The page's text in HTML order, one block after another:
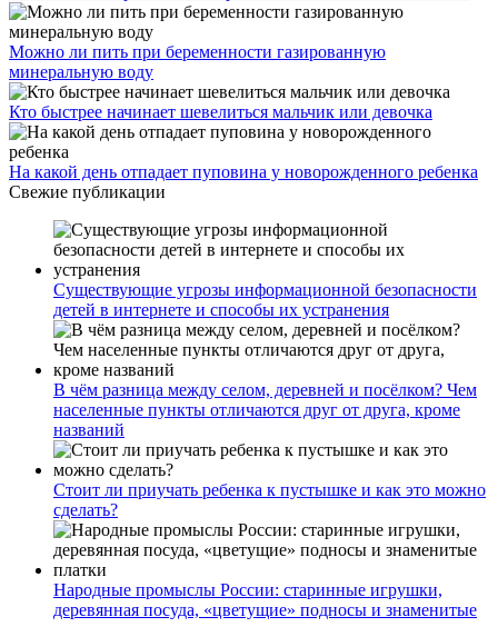
Можно ли пить при беременности газированную
минеральную воду
Кто быстрее начинает шевелиться мальчик или девочка
На какой день отпадает пуповина у новорожденного ребенка
Свежие публикации
Существующие угрозы информационной безопасности
детей в интернете и способы их устранения
В чём разница между селом, деревней и посёлком? Чем
населенные пункты отличаются друг от друга, кроме
названий
Стоит ли приучать ребенка к пустышке и как это можно
сделать?
Народные промыслы России: старинные игрушки,
деревянная посуда, «цветущие» подносы и знаменитые